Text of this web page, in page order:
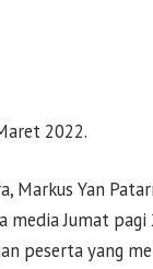
2022.
Yan
media Jumat
peserta yang